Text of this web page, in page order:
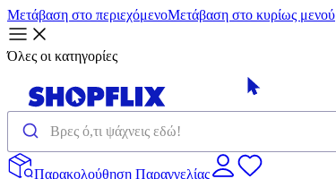
Μετάβαση στο περιεχόμενοΜετάβαση στο κυρίως μενού
Όλες οι κατηγορίες
Παρακολούθηση Παραγγελίας